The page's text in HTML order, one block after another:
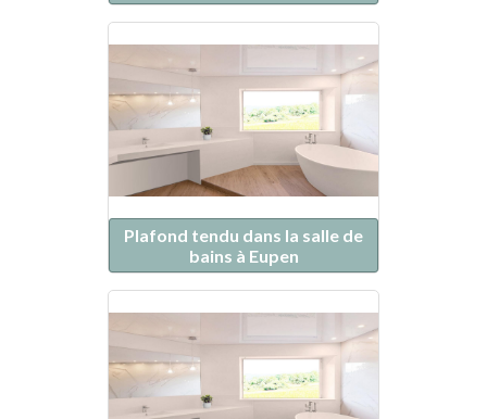
Plafond tendu dans la salle de
bains à Eupen